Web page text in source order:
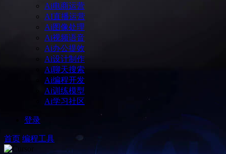
Ai电商运营
AI直播运营
Ai图像处理
Ai视频语音
Ai办公提效
Ai设计制作
Ai聊天搜索
Ai编程开发
Ai训练模型
Ai学习社区
登录
首页 编程工具